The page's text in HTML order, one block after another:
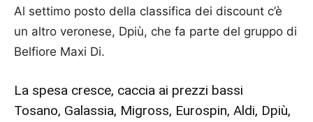
Al settimo posto della classifica dei discount c’è
un altro veronese, Dpiù, che fa parte del gruppo di
Belfiore Maxi Di.
La spesa cresce, caccia ai prezzi bassi
Tosano, Galassia, Migross, Eurospin, Aldi, Dpiù,